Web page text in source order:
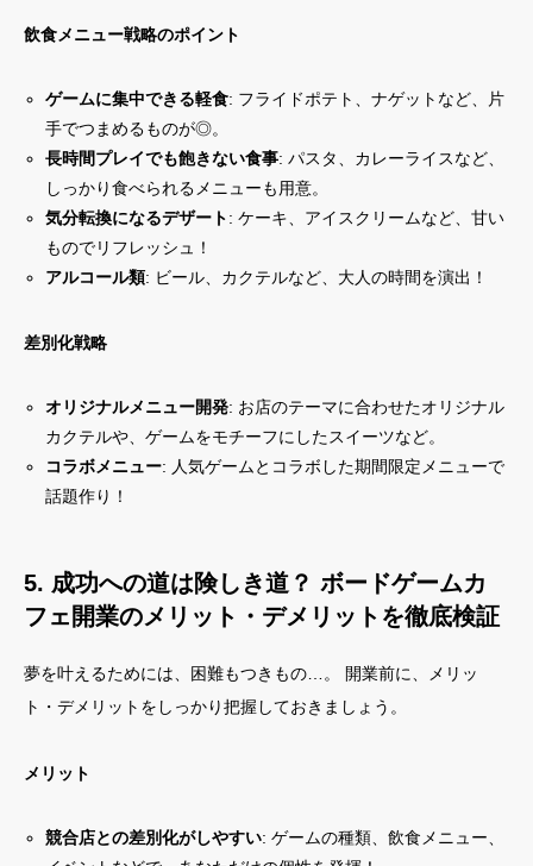
飲食メニュー戦略のポイント
ゲームに集中できる軽食: フライドポテト、ナゲットなど、片
手でつまめるものが◎。
長時間プレイでも飽きない食事: パスタ、カレーライスなど、
しっかり食べられるメニューも用意。
気分転換になるデザート: ケーキ、アイスクリームなど、甘い
ものでリフレッシュ！
アルコール類: ビール、カクテルなど、大人の時間を演出！
差別化戦略
オリジナルメニュー開発: お店のテーマに合わせたオリジナル
カクテルや、ゲームをモチーフにしたスイーツなど。
コラボメニュー: 人気ゲームとコラボした期間限定メニューで
話題作り！
5. 成功への道は険しき道？ ボードゲームカ
フェ開業のメリット・デメリットを徹底検証
夢を叶えるためには、困難もつきもの…。 開業前に、メリッ
ト・デメリットをしっかり把握しておきましょう。
メリット
競合店との差別化がしやすい: ゲームの種類、飲食メニュー、